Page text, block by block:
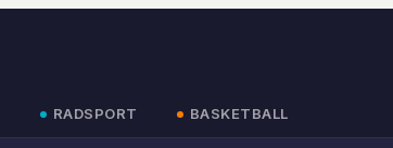
RADSPORT BASKETBALL